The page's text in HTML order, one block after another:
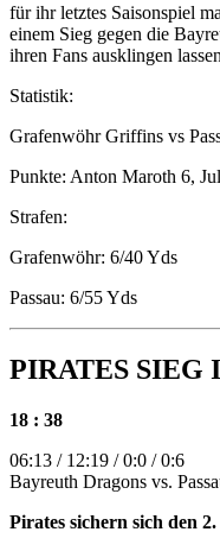
für ihr letztes Saisonspiel
einem Sieg gegen die
ihren Fans ausklingen
Statistik:
Grafenwöhr Griffins vs
Punkte: Anton Maroth 6,
Strafen:
Grafenwöhr: 6/40 Yds
Passau: 6/55 Yds
PIRATES SIEG
18 : 38
06:13 / 12:19 / 0:0 / 0:6
Bayreuth Dragons vs.
Pirates sichern sich den